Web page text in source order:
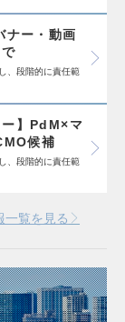
ナー・動画
、段階的に責任範
ー】PdM×マ
候補
、段階的に責任範
一覧を見る